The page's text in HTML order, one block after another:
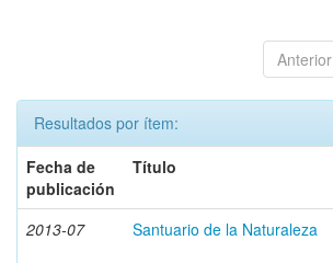
Anterior
Resultados por ítem:
Fecha de
publicación
Título
2013-07 Santuario de la Naturaleza